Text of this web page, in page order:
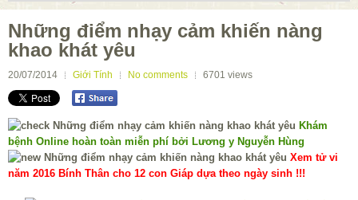
Những điểm nhạy cảm khiến nàng
khao khát yêu
20/07/2014 Giới Tính No comments 6701 views
Khám
bệnh Online hoàn toàn miễn phí bởi Lương y Nguyễn Hùng
Xem tử vi
năm 2016 Bính Thân cho 12 con Giáp dựa theo ngày sinh !!!